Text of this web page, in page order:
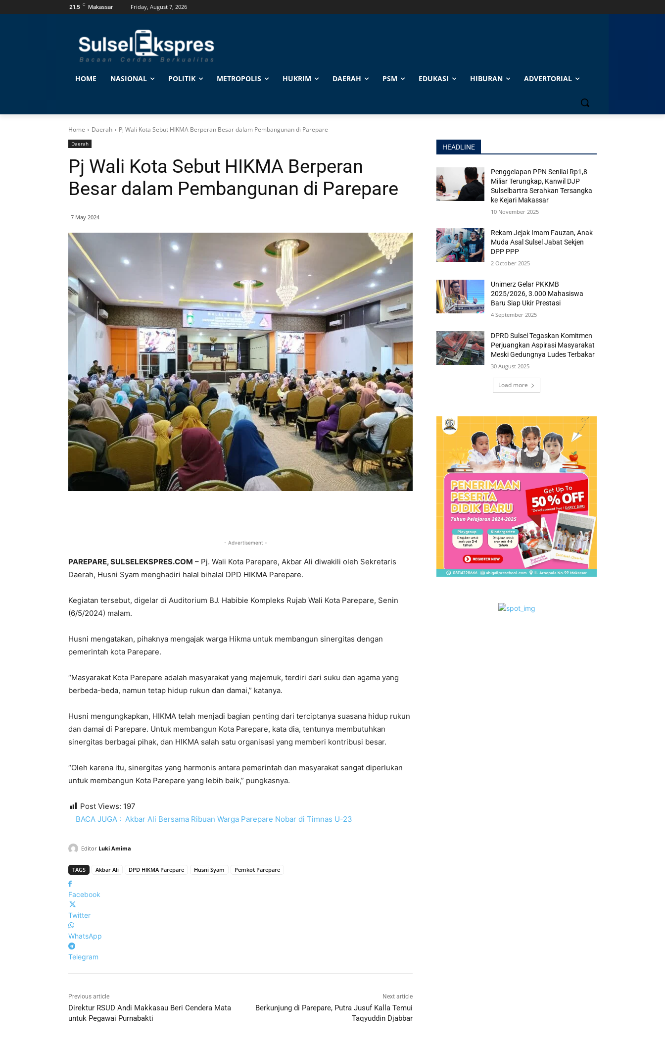
21.5 C Makassar Friday, August 7, 2026
HOME NASIONAL POLITIK METROPOLIS HUKRIM DAERAH PSM EDUKASI HIBURAN ADVERTORIAL
Home Daerah Pj Wali Kota Sebut HIKMA Berperan Besar dalam Pembangunan di Parepare
Daerah
Pj Wali Kota Sebut HIKMA Berperan
Besar dalam Pembangunan di Parepare
7 May 2024
- Advertisement -
PAREPARE, SULSELEKSPRES.COM – Pj. Wali Kota Parepare, Akbar Ali diwakili oleh Sekretaris
Daerah, Husni Syam menghadiri halal bihalal DPD HIKMA Parepare.
Kegiatan tersebut, digelar di Auditorium BJ. Habibie Kompleks Rujab Wali Kota Parepare, Senin
(6/5/2024) malam.
Husni mengatakan, pihaknya mengajak warga Hikma untuk membangun sinergitas dengan
pemerintah kota Parepare.
“Masyarakat Kota Parepare adalah masyarakat yang majemuk, terdiri dari suku dan agama yang
berbeda-beda, namun tetap hidup rukun dan damai,” katanya.
Husni mengungkapkan, HIKMA telah menjadi bagian penting dari terciptanya suasana hidup rukun
dan damai di Parepare. Untuk membangun Kota Parepare, kata dia, tentunya membutuhkan
sinergitas berbagai pihak, dan HIKMA salah satu organisasi yang memberi kontribusi besar.
“Oleh karena itu, sinergitas yang harmonis antara pemerintah dan masyarakat sangat diperlukan
untuk membangun Kota Parepare yang lebih baik,” pungkasnya.
Post Views: 197
BACA JUGA : Akbar Ali Bersama Ribuan Warga Parepare Nobar di Timnas U-23
Editor Luki Amima
TAGS Akbar Ali DPD HIKMA Parepare Husni Syam Pemkot Parepare
Facebook
Twitter
WhatsApp
Telegram
Previous article
Direktur RSUD Andi Makkasau Beri Cendera Mata
untuk Pegawai Purnabakti
Next article
Berkunjung di Parepare, Putra Jusuf Kalla Temui
Taqyuddin Djabbar
HEADLINE
Penggelapan PPN Senilai Rp1,8
Miliar Terungkap, Kanwil DJP
Sulselbartra Serahkan Tersangka
ke Kejari Makassar
10 November 2025
Rekam Jejak Imam Fauzan, Anak
Muda Asal Sulsel Jabat Sekjen
DPP PPP
2 October 2025
Unimerz Gelar PKKMB
2025/2026, 3.000 Mahasiswa
Baru Siap Ukir Prestasi
4 September 2025
DPRD Sulsel Tegaskan Komitmen
Perjuangkan Aspirasi Masyarakat
Meski Gedungnya Ludes Terbakar
30 August 2025
Load more